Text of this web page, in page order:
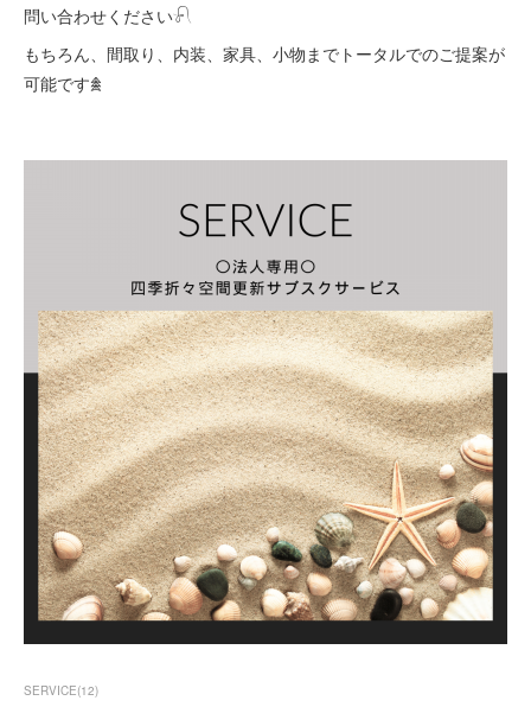
問い合わせください𓍯
もちろん、間取り、内装、家具、小物までトータルでのご提案が
可能です𖠰
SERVICE(12)